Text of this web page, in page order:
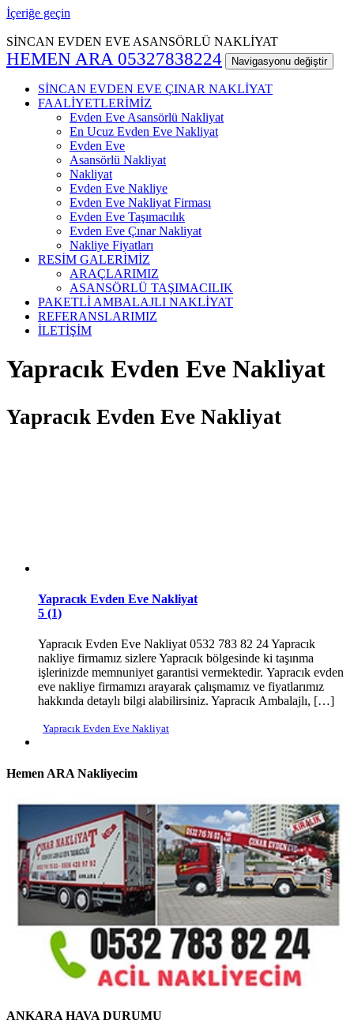
İçeriğe geçin
SİNCAN EVDEN EVE ASANSÖRLÜ NAKLİYAT
HEMEN ARA 05327838224 Navigasyonu değiştir
SİNCAN EVDEN EVE ÇINAR NAKLİYAT
FAALİYETLERİMİZ
Evden Eve Asansörlü Nakliyat
En Ucuz Evden Eve Nakliyat
Evden Eve
Asansörlü Nakliyat
Nakliyat
Evden Eve Nakliye
Evden Eve Nakliyat Firması
Evden Eve Taşımacılık
Evden Eve Çınar Nakliyat
Nakliye Fiyatları
RESİM GALERİMİZ
ARAÇLARIMIZ
ASANSÖRLÜ TAŞIMACILIK
PAKETLİ AMBALAJLI NAKLİYAT
REFERANSLARIMIZ
İLETİŞİM
Yapracık Evden Eve Nakliyat
Yapracık Evden Eve Nakliyat
Yapracık Evden Eve Nakliyat
5 (1)
Yapracık Evden Eve Nakliyat 0532 783 82 24 Yapracık
nakliye firmamız sizlere Yapracık bölgesinde ki taşınma
işlerinizde memnuniyet garantisi vermektedir. Yapracık evden
eve nakliye firmamızı arayarak çalışmamız ve fiyatlarımız
hakkında detaylı bilgi alabilirsiniz. Yapracık Ambalajlı, […]
Yapracık Evden Eve Nakliyat
Hemen ARA Nakliyecim
ANKARA HAVA DURUMU